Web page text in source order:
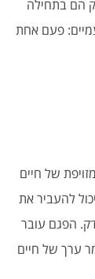
הם בתחילה
פעם אחת
של חיים
להעביר את
הפגם עובר
ערך של חיים